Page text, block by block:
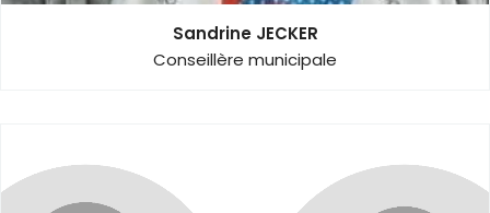
Sandrine JECKER
Conseillère municipale